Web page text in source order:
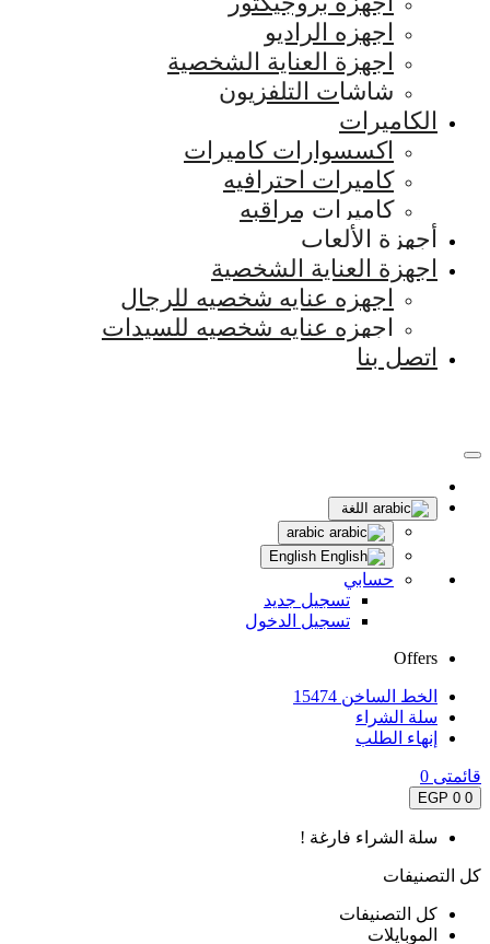
اجهزه الراديو
اجهزة العناية الشخصية
شاشات التلفزيون
الكاميرات
اكسسوارات كاميرات
كاميرات احترافيه
كاميرات مراقبه
أجهزة الألعاب
اجهزة العناية الشخصية
اجهزه عنايه شخصيه للرجال
اجهزه عنايه شخصيه للسيدات
اتصل بنا
اللغة
حسابي
تسجيل جديد
تسجيل الدخول
Offers
الخط الساخن 15474
سلة الشراء
إنهاء الطلب
قائمتى 0
0
0 EGP
سلة الشراء فارغة !
كل التصنيفات
كل التصنيفات
الموبايلات